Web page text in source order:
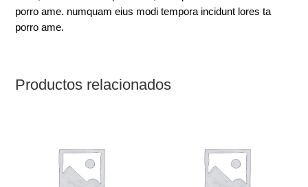
porro ame. numquam eius modi tempora incidunt lores ta
porro ame.
Productos relacionados